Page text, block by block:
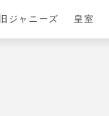
旧ジャニーズ 皇室